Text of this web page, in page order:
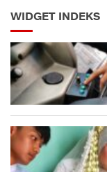
WIDGET INDEKS